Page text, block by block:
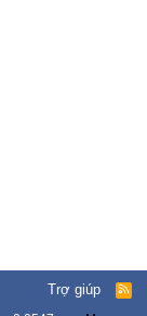
Trợ giúp
R